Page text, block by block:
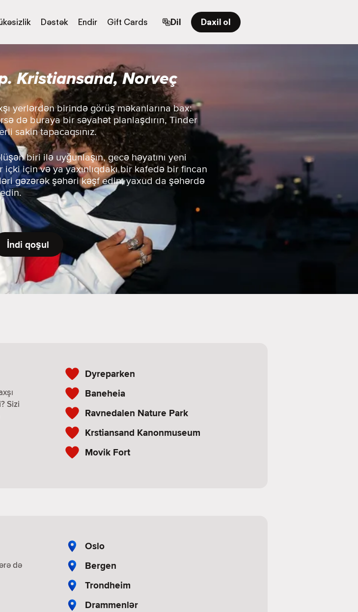
Dəstək Endir Gift Cards Dil Daxil ol
Kristiansand, Norveç
yerlərdən birində görüş məkanlarına bax:
də buraya bir səyahət planlaşdırın, Tinder
sakin tapacaqsınız.
biri ilə uyğunlaşın, gecə həyatını yeni
için və ya yaxınlıqdakı bir kafedə bir fincan
gəzərək şəhəri kəşf edin, yaxud da şəhərdə
İndi qoşul
Sizi
Dyreparken
Baneheia
Ravnedalen Nature Park
Krstiansand Kanonmuseum
Movik Fort
də
Oslo
Bergen
Trondheim
Drammenlər